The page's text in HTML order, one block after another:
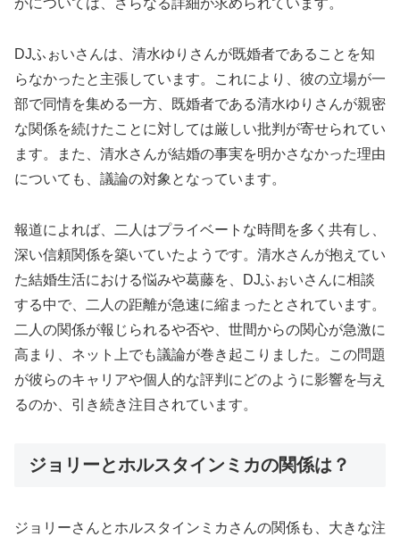
かについては、さらなる詳細が求められています。
DJふぉいさんは、清水ゆりさんが既婚者であることを知
らなかったと主張しています。これにより、彼の立場が一
部で同情を集める一方、既婚者である清水ゆりさんが親密
な関係を続けたことに対しては厳しい批判が寄せられてい
ます。また、清水さんが結婚の事実を明かさなかった理由
についても、議論の対象となっています。
報道によれば、二人はプライベートな時間を多く共有し、
深い信頼関係を築いていたようです。清水さんが抱えてい
た結婚生活における悩みや葛藤を、DJふぉいさんに相談
する中で、二人の距離が急速に縮まったとされています。
二人の関係が報じられるや否や、世間からの関心が急激に
高まり、ネット上でも議論が巻き起こりました。この問題
が彼らのキャリアや個人的な評判にどのように影響を与え
るのか、引き続き注目されています。
ジョリーとホルスタインミカの関係は？
ジョリーさんとホルスタインミカさんの関係も、大きな注